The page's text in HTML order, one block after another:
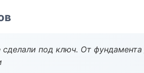
под ключ. От